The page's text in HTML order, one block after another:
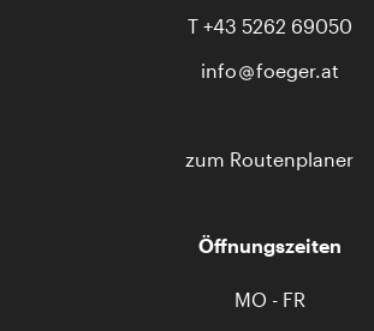
T +43 5262 69050
info
foeger.at
zum Routenplaner
Öffnungszeiten
MO - FR